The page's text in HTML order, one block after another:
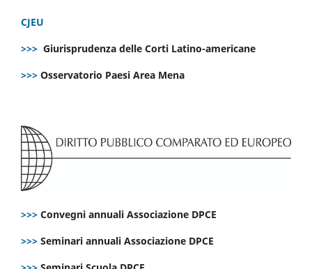
CJEU
>>> Giurisprudenza delle Corti Latino-americane
>>> Osservatorio Paesi Area Mena
>>> Convegni annuali Associazione DPCE
>>> Seminari annuali Associazione DPCE